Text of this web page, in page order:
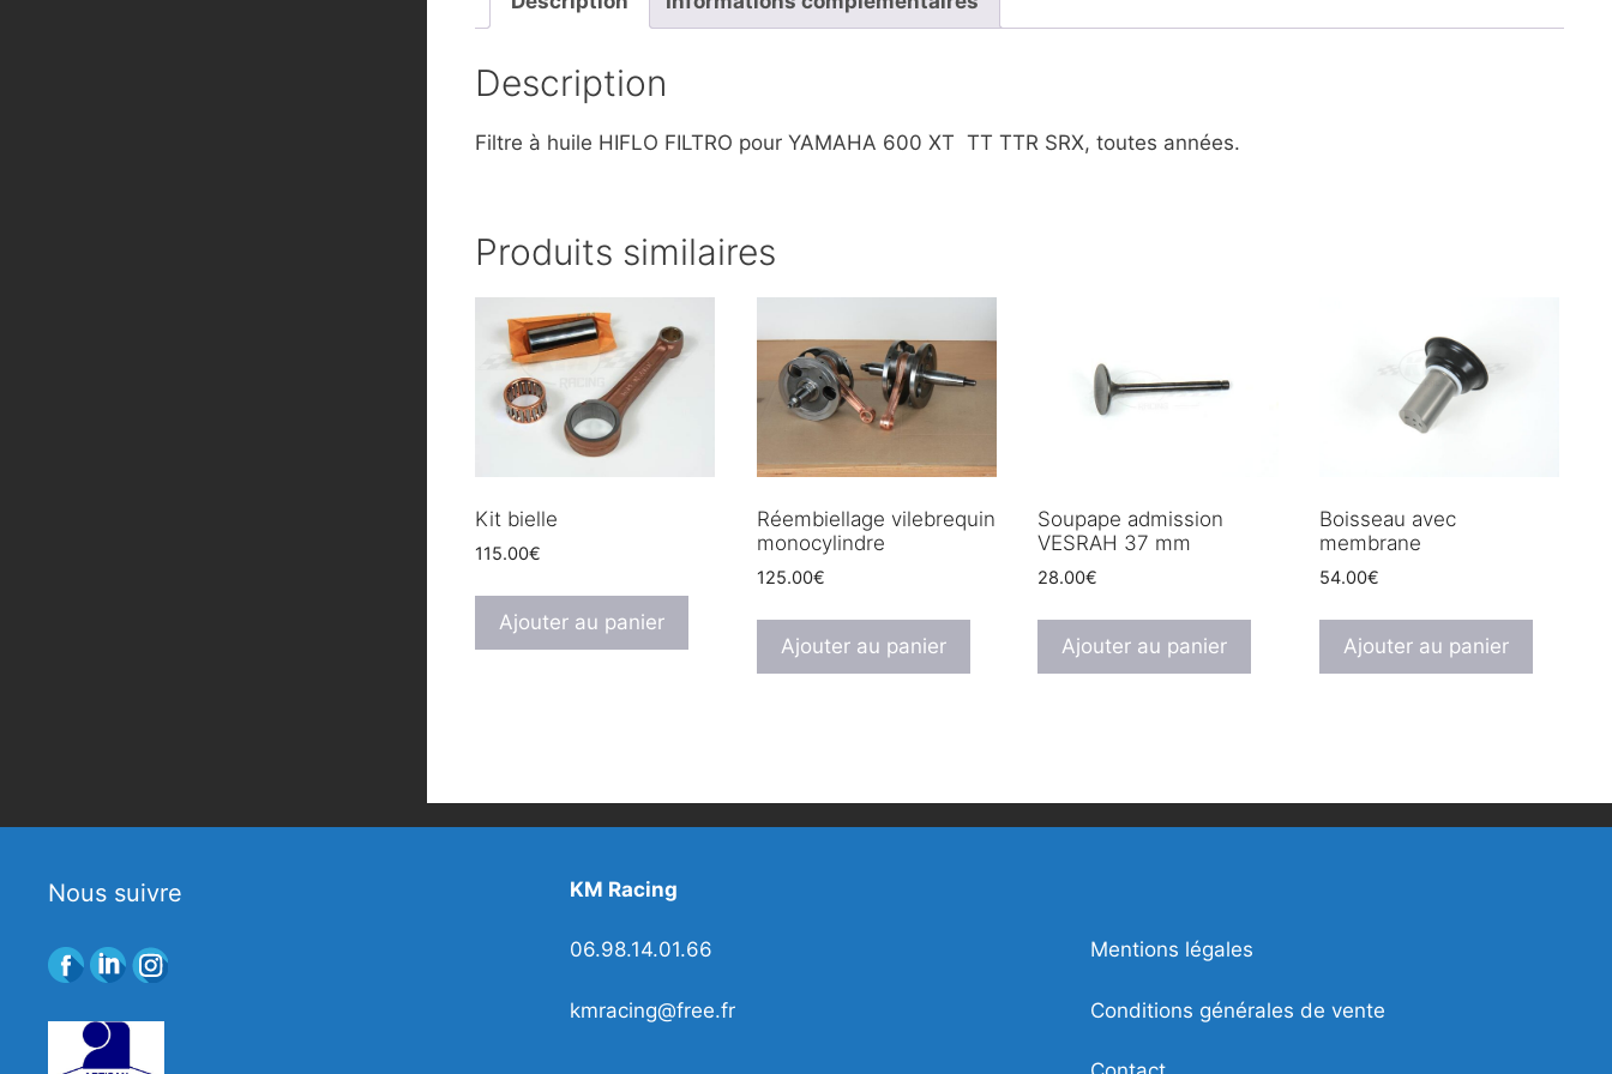
Description
Filtre à huile HIFLO FILTRO pour YAMAHA 600 XT TT TTR SRX, toutes années.
Produits similaires
Kit bielle
115.00€
Ajouter au panier
Réembiellage vilebrequin
monocylindre
125.00€
Ajouter au panier
Soupape admission
VESRAH 37 mm
28.00€
Ajouter au panier
Boisseau avec
membrane
54.00€
Ajouter au panier
Nous suivre KM Racing
06.98.14.01.66
kmracing@free.fr
Mentions légales
Conditions générales de vente